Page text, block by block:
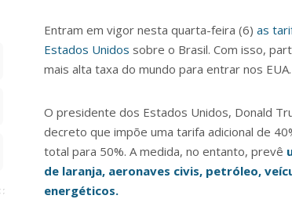
Entram em vigor nesta quarta-feira (6) as
Estados Unidos sobre o Brasil. Com isso,
mais alta taxa do mundo para entrar nos EUA.
O presidente dos Estados Unidos, Donald
decreto que impõe uma tarifa adicional de
total para 50%. A medida, no entanto, prevê
de laranja, aeronaves civis, petróleo,
energéticos.